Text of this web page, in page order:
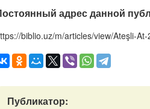
адрес данной
biblio.uz/m/articles/view/Ateşli-
Публикатор: